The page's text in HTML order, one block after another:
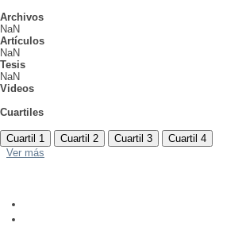
Archivos
NaN
Artículos
NaN
Tesis
NaN
Videos
Cuartiles
Cuartil 1 Cuartil 2 Cuartil 3
Cuartil 4
Ver más